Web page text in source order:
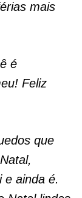
mais
é
Feliz
que
e ainda é.